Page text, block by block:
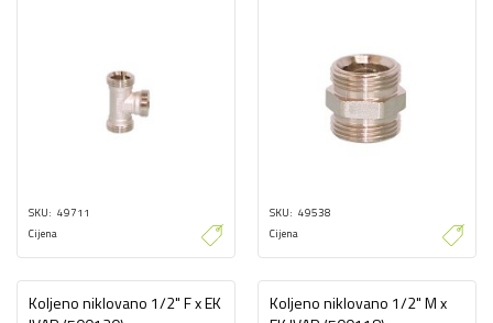
SKU 49711
Cijena
SKU 49538
Cijena
Koljeno niklovano 1/2" F x EK
Koljeno niklovano 1/2" M x